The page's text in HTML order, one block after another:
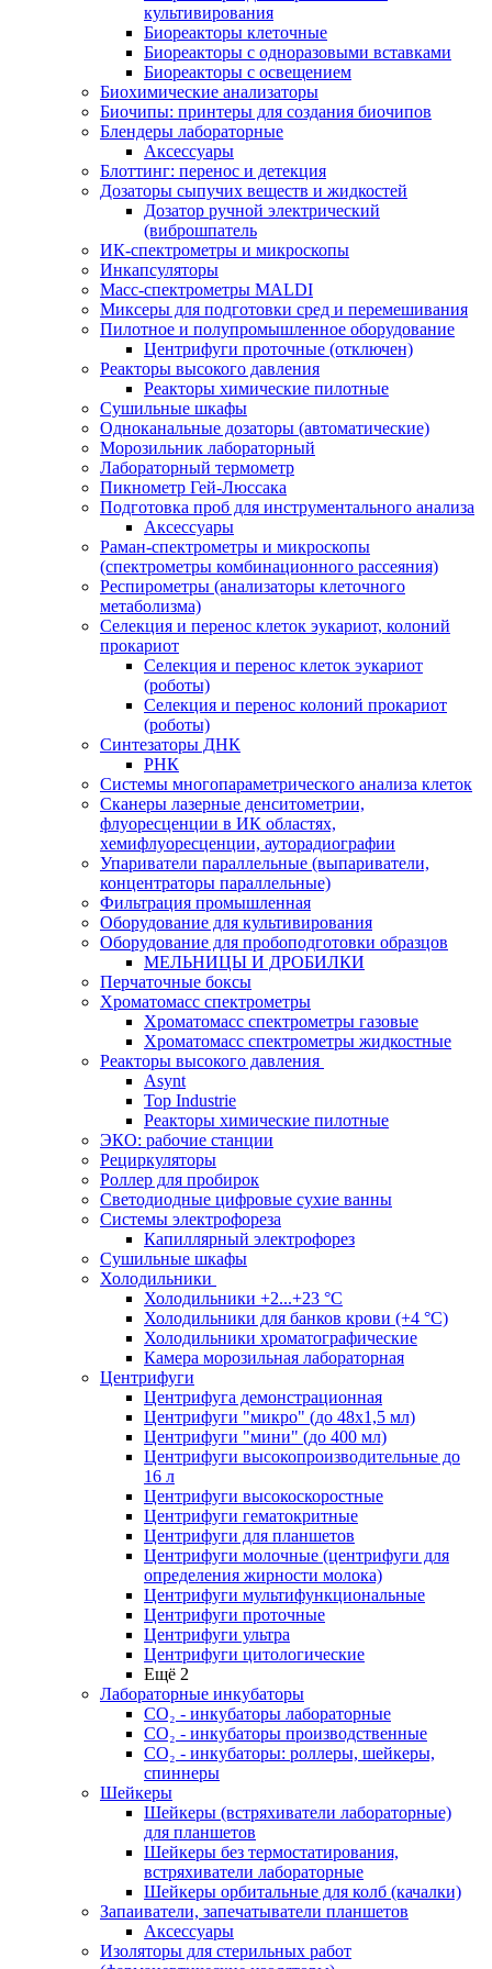
культивирования
Биореакторы клеточные
Биореакторы с одноразовыми вставками
Биореакторы с освещением
Биохимические анализаторы
Биочипы: принтеры для создания биочипов
Блендеры лабораторные
Аксессуары
Блоттинг: перенос и детекция
Дозаторы сыпучих веществ и жидкостей
Дозатор ручной электрический
(виброшпатель
ИК-спектрометры и микроскопы
Инкапсуляторы
Масс-спектрометры MALDI
Миксеры для подготовки сред и перемешивания
Пилотное и полупромышленное оборудование
Центрифуги проточные (отключен)
Реакторы высокого давления
Реакторы химические пилотные
Сушильные шкафы
Одноканальные дозаторы (автоматические)
Морозильник лабораторный
Лабораторный термометр
Пикнометр Гей-Люссака
Подготовка проб для инструментального анализа
Аксессуары
Раман-спектрометры и микроскопы
(спектрометры комбинационного рассеяния)
Респирометры (анализаторы клеточного
метаболизма)
Селекция и перенос клеток эукариот, колоний
прокариот
Селекция и перенос клеток эукариот
(роботы)
Селекция и перенос колоний прокариот
(роботы)
Синтезаторы ДНК
РНК
Системы многопараметрического анализа клеток
Сканеры лазерные денситометрии,
флуоресценции в ИК областях,
хемифлуоресценции, ауторадиографии
Упариватели параллельные (выпариватели,
концентраторы параллельные)
Фильтрация промышленная
Оборудование для культивирования
Оборудование для пробоподготовки образцов
МЕЛЬНИЦЫ И ДРОБИЛКИ
Перчаточные боксы
Хроматомасс спектрометры
Хроматомасс спектрометры газовые
Хроматомасс спектрометры жидкостные
Реакторы высокого давления
Asynt
Top Industrie
Реакторы химические пилотные
ЭКО: рабочие станции
Рециркуляторы
Роллер для пробирок
Светодиодные цифровые сухие ванны
Системы электрофореза
Капиллярный электрофорез
Сушильные шкафы
Холодильники
Холодильники +2...+23 °С
Холодильники для банков крови (+4 °С)
Холодильники хроматографические
Камера морозильная лабораторная
Центрифуги
Центрифуга демонстрационная
Центрифуги "микро" (до 48x1,5 мл)
Центрифуги "мини" (до 400 мл)
Центрифуги высокопроизводительные до
16 л
Центрифуги высокоскоростные
Центрифуги гематокритные
Центрифуги для планшетов
Центрифуги молочные (центрифуги для
определения жирности молока)
Центрифуги мультифункциональные
Центрифуги проточные
Центрифуги ультра
Центрифуги цитологические
Ещё 2
Лабораторные инкубаторы
СО₂ - инкубаторы лабораторные
СО₂ - инкубаторы производственные
СО₂ - инкубаторы: роллеры, шейкеры,
спиннеры
Шейкеры
Шейкеры (встряхиватели лабораторные)
для планшетов
Шейкеры без термостатирования,
встряхиватели лабораторные
Шейкеры орбитальные для колб (качалки)
Запаиватели, запечатыватели планшетов
Аксессуары
Изоляторы для стерильных работ